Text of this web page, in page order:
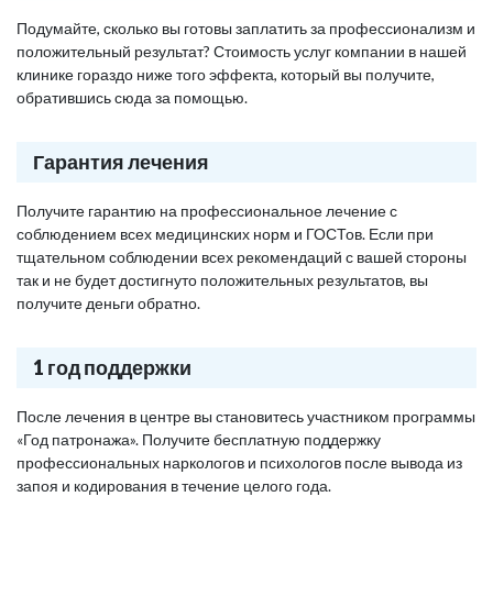
Подумайте, сколько вы готовы заплатить за профессионализм и
положительный результат? Стоимость услуг компании в нашей
клинике гораздо ниже того эффекта, который вы получите,
обратившись сюда за помощью.
Гарантия лечения
Получите гарантию на профессиональное лечение с
соблюдением всех медицинских норм и ГОСТов. Если при
тщательном соблюдении всех рекомендаций с вашей стороны
так и не будет достигнуто положительных результатов, вы
получите деньги обратно.
1 год поддержки
После лечения в центре вы становитесь участником программы
«Год патронажа». Получите бесплатную поддержку
профессиональных наркологов и психологов после вывода из
запоя и кодирования в течение целого года.